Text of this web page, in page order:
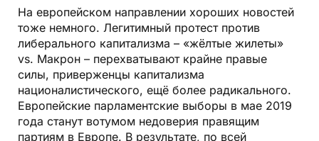
На европейском направлении хороших новостей
тоже немного. Легитимный протест против
либерального капитализма – «жёлтые жилеты»
vs. Макрон – перехватывают крайне правые
силы, приверженцы капитализма
националистического, ещё более радикального.
Европейские парламентские выборы в мае 2019
года станут вотумом недоверия правящим
партиям в Европе. В результате, по всей